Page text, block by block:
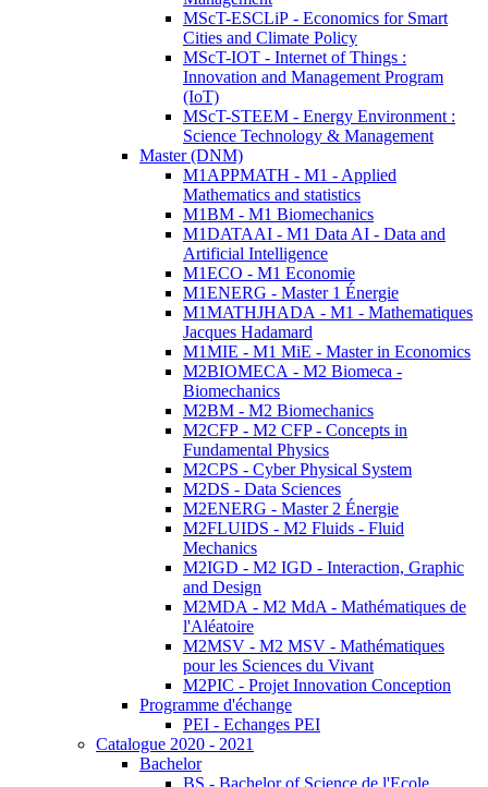
MScT-ESCLiP - Economics for Smart
Cities and Climate Policy
MScT-IOT - Internet of Things :
Innovation and Management Program
(IoT)
MScT-STEEM - Energy Environment :
Science Technology & Management
Master (DNM)
M1APPMATH - M1 - Applied
Mathematics and statistics
M1BM - M1 Biomechanics
M1DATAAI - M1 Data AI - Data and
Artificial Intelligence
M1ECO - M1 Economie
M1ENERG - Master 1 Énergie
M1MATHJHADA - M1 - Mathematiques
Jacques Hadamard
M1MIE - M1 MiE - Master in Economics
M2BIOMECA - M2 Biomeca -
Biomechanics
M2BM - M2 Biomechanics
M2CFP - M2 CFP - Concepts in
Fundamental Physics
M2CPS - Cyber Physical System
M2DS - Data Sciences
M2ENERG - Master 2 Énergie
M2FLUIDS - M2 Fluids - Fluid
Mechanics
M2IGD - M2 IGD - Interaction, Graphic
and Design
M2MDA - M2 MdA - Mathématiques de
l'Aléatoire
M2MSV - M2 MSV - Mathématiques
pour les Sciences du Vivant
M2PIC - Projet Innovation Conception
Programme d'échange
PEI - Echanges PEI
Catalogue 2020 - 2021
Bachelor
BS - Bachelor of Science de l'Ecole